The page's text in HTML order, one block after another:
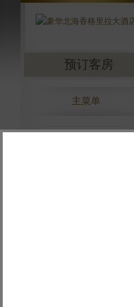
预订客房
主菜单